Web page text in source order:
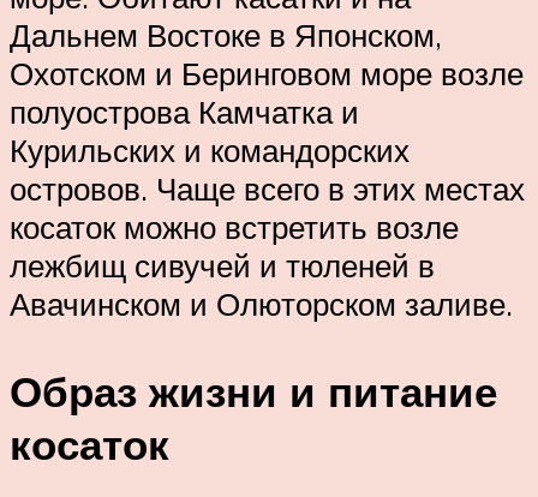
Дальнем Востоке в Японском,
Охотском и Беринговом море возле
полуострова Камчатка и
Курильских и командорских
островов. Чаще всего в этих местах
косаток можно встретить возле
лежбищ сивучей и тюленей в
Авачинском и Олюторском заливе.
Образ жизни и питание
косаток